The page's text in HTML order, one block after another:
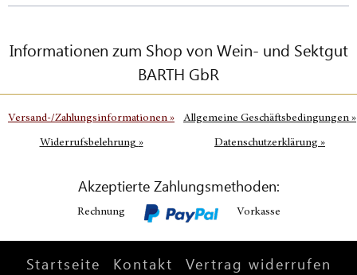
Informationen zum Shop von Wein- und Sektgut
BARTH GbR
Versand-/Zahlungsinformationen » Allgemeine Geschäftsbedingungen »
Widerrufsbelehrung » Datenschutzerklärung »
Akzeptierte Zahlungsmethoden:
Rechnung Vorkasse
Startseite Kontakt
Vertrag widerrufen